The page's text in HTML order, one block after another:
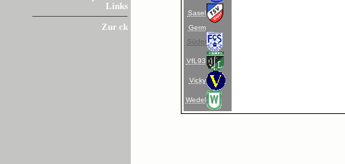
Links
Zur ck
Sasel
Germ
Süder
VfL93
Vicky
Wedel